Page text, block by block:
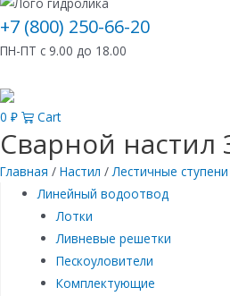
+7 (800) 250-66-20
ПН-ПТ с 9.00 до 18.00
0 ₽ Cart
Сварной настил
Главная / Настил /Лестичные ступени
Линейный водоотвод
Лотки
Ливневые решетки
Пескоуловители
Комплектующие